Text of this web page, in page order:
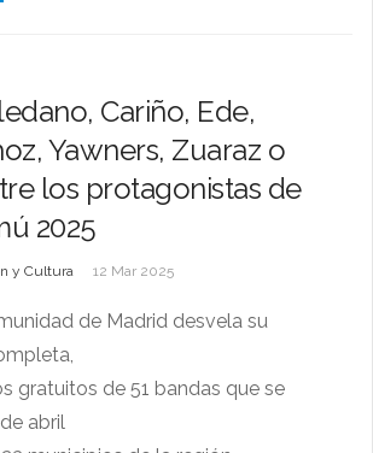
Cariño, Ede,
Yawners, Zuaraz o
los protagonistas de
2025
y Cultura 12 Mar 2025
de Madrid desvela su
gratuitos de 51 bandas que se
abril